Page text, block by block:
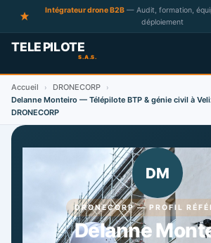
Intégrateur drone B2B — Audit, formation,
déploiement
Accueil › DRONECORP ›
Delanne Monteiro — Télépilote BTP & génie civil à
DRONECORP
DM
DRONECORP — PROFIL
Delanne